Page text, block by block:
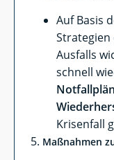
Auf Basis
Strategien
Ausfalls
schnell
Krisenfall
Maßnahmen